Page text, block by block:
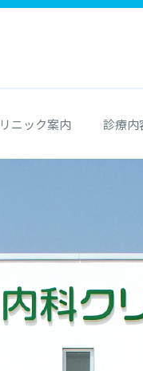
ニック案内 診療内